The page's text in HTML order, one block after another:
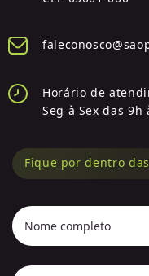
Horário de
Seg à Sex das 9h
Fique por dentro
Nome completo